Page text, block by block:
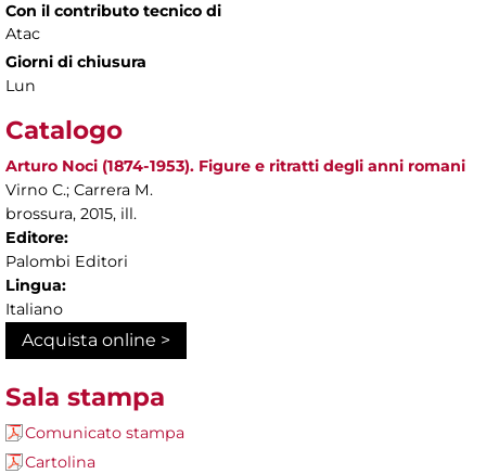
Con il contributo tecnico di
Atac
Giorni di chiusura
Lun
Catalogo
Arturo Noci (1874-1953). Figure e ritratti degli anni romani
Virno C.; Carrera M.
brossura, 2015, ill.
Editore:
Palombi Editori
Lingua:
Italiano
Acquista online >
Sala stampa
Comunicato stampa
Cartolina